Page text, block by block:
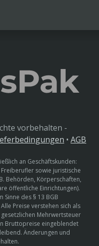
vorbehalten -
• AGB
an Geschäftskunden:
sowie juristische
Behörden, Körperschaften,
öffentliche Einrichtungen).
Sinne des § 13 BGB
Preise verstehen sich als
Mehrwertsteuer
Bruttopreise eingeblendet
Änderungen und